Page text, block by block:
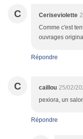
C Ceriseviolette
Comme c'est
ouvrages
Répondre
C caillou 25/02/
pexiora, un
Répondre